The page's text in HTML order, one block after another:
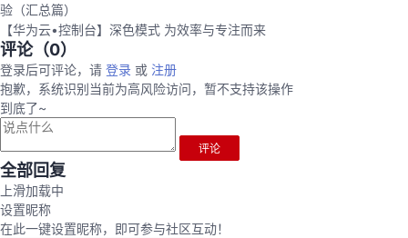
验（汇总篇）
【华为云•控制台】深色模式 为效率与专注而来
评论（0）
登录后可评论，请 登录 或 注册
抱歉，系统识别当前为高风险访问，暂不支持该操作
到底了~
评论
全部回复
上滑加载中
设置昵称
在此一键设置昵称，即可参与社区互动！